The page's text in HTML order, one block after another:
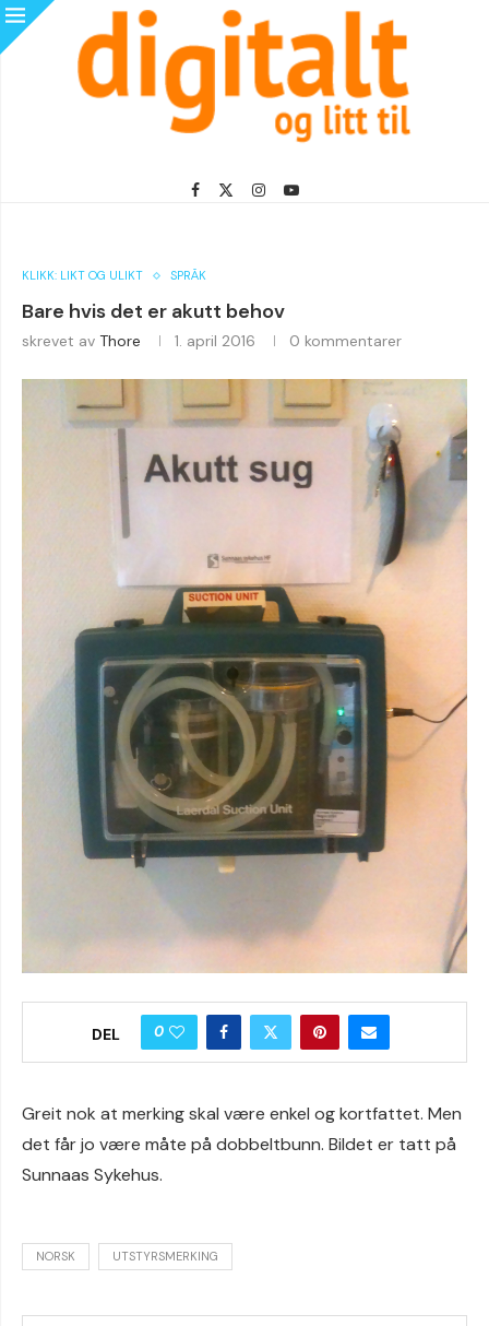
KLIKK: LIKT OG ULIKT SPRÅK
Bare hvis det er akutt behov
skrevet av Thore 1. april 2016 0 kommentarer
DEL 0
Greit nok at merking skal være enkel og kortfattet. Men
det får jo være måte på dobbeltbunn. Bildet er tatt på
Sunnaas Sykehus.
NORSK UTSTYRSMERKING